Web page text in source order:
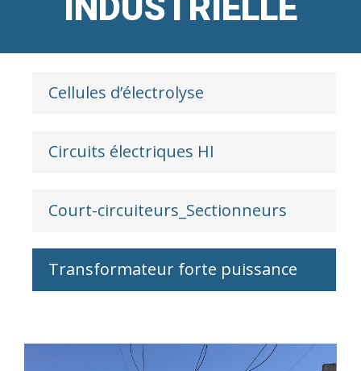
Cellules d’électrolyse
Circuits électriques HI
Court-circuiteurs_Sectionneurs
Transformateur forte puissance